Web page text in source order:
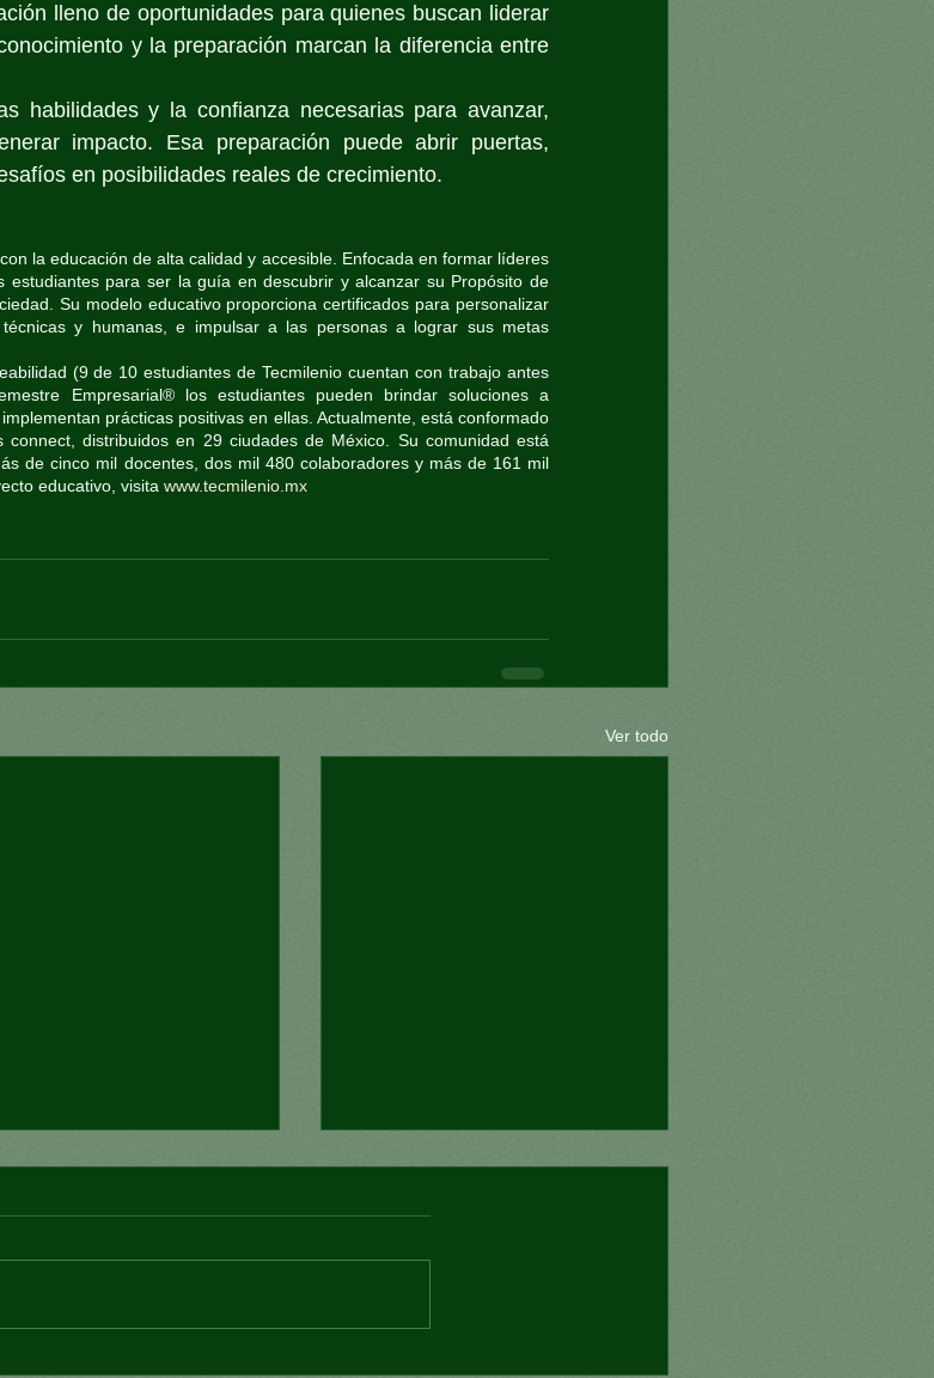
lleno de oportunidades para quienes buscan liderar
y la preparación marcan la diferencia entre
habilidades y la confianza necesarias para avanzar,
impacto. Esa preparación puede abrir puertas,
en posibilidades reales de crecimiento.
la educación de alta calidad y accesible. Enfocada en formar líderes
estudiantes para ser la guía en descubrir y alcanzar su Propósito de
Su modelo educativo proporciona certificados para personalizar
y humanas, e impulsar a las personas a lograr sus metas
(9 de 10 estudiantes de Tecmilenio cuentan con trabajo antes
Empresarial® los estudiantes pueden brindar soluciones a
prácticas positivas en ellas. Actualmente, está conformado
distribuidos en 29 ciudades de México. Su comunidad está
de cinco mil docentes, dos mil 480 colaboradores y más de 161 mil
educativo, visita www.tecmilenio.mx
Ver todo
Lo efímero y la ilusión del